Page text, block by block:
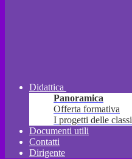
Didattica
Panoramica
Offerta formativa
I progetti delle classi
Documenti utili
Contatti
Dirigente